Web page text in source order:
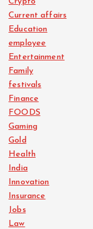
Current affairs
Education
employee
Entertainment
Family
festivals
Finance
FOODS
Gaming
Gold
Health
India
Innovation
Insurance
Jobs
Law